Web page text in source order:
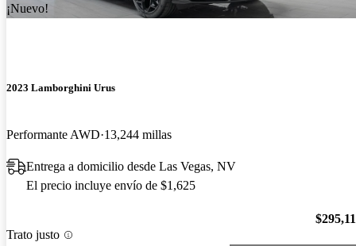
¡Nuevo!
2023 Lamborghini Urus
Performante AWD 13,244 millas
Entrega a domicilio desde Las Vegas, NV
El precio incluye envío de $1,625
Trato justo